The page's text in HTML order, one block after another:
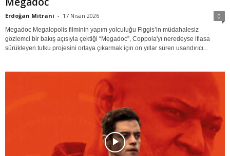
Erdoğan Mitrani - 17 Nisan 2026 0
Megadoc Megalopolis filminin yapım yolculuğu Figgis’in müdahalesiz
gözlemci bir bakış açısıyla çektiği “Megadoc”, Coppola'yı neredeyse iflasa
sürükleyen tutku projesini ortaya çıkarmak için on yıllar süren usandırıcı...